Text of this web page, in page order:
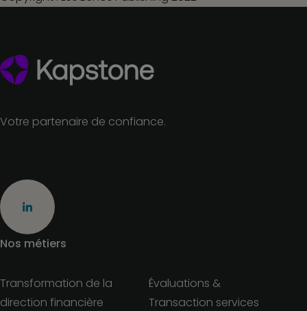
Votre partenaire de confiance.
Nos métiers
Transformation de la
direction financière
Évaluations &
Transaction services